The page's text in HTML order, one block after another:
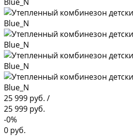
25 999 руб. /
25 999 руб.
-0%
0 руб.